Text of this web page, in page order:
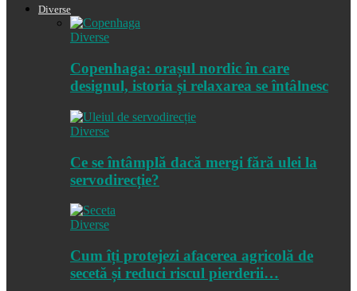
Diverse
Diverse
Copenhaga: orașul nordic în care
designul, istoria și relaxarea se întâlnesc
Diverse
Ce se întâmplă dacă mergi fără ulei la
servodirecție?
Diverse
Cum îți protejezi afacerea agricolă de
secetă și reduci riscul pierderii…